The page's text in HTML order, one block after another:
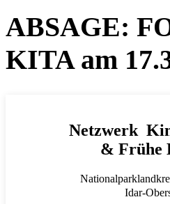
ABSAGE:
KITA am
Netzwerk
& Frühe
Idar-